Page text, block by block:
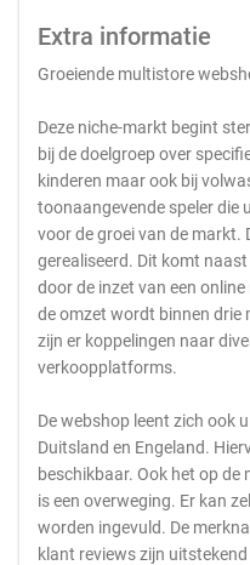
Extra informatie
Groeiende multistore
Deze niche-markt begint
bij de doelgroep over
kinderen maar ook bij
toonaangevende speler die
voor de groei van de markt.
gerealiseerd. Dit komt
door de inzet van een
de omzet wordt binnen drie
zijn er koppelingen naar
verkoopplatforms.
De webshop leent zich ook
Duitsland en Engeland.
beschikbaar. Ook het op de
is een overweging. Er kan
worden ingevuld. De
klant reviews zijn uitstekend